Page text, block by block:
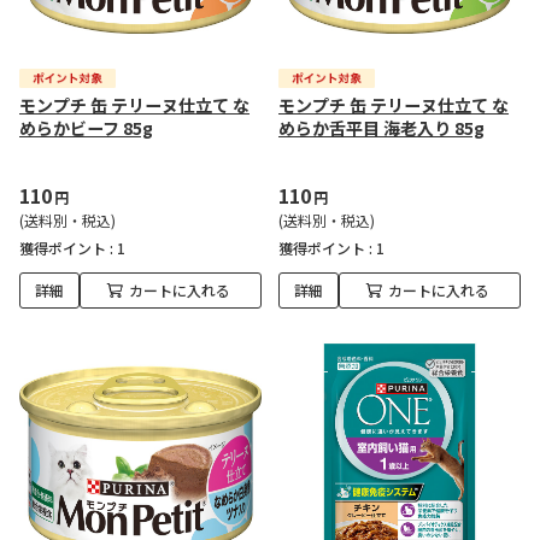
モンプチ 缶 テリーヌ仕立て な
めらかビーフ 85g
110円
(送料別・税込)
獲得ポイント : 1
詳細 カートに入れる
モンプチ 缶 テリーヌ仕立て な
めらか舌平目 海老入り 85g
110円
(送料別・税込)
獲得ポイント : 1
詳細 カートに入れる